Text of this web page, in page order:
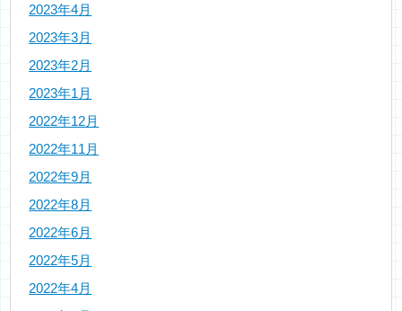
2023年4月
2023年3月
2023年2月
2023年1月
2022年12月
2022年11月
2022年9月
2022年8月
2022年6月
2022年5月
2022年4月